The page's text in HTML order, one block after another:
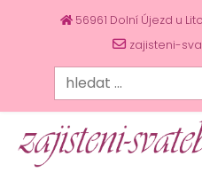
56961 Dolní Újezd u
zajisteni-